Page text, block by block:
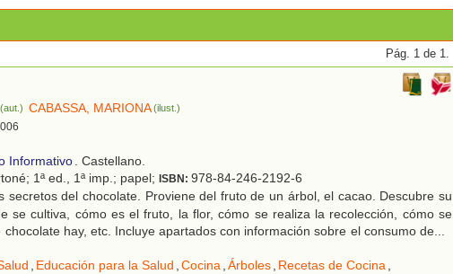
Pág. 1 de 1.
(aut.) CABASSA, MARIONA(ilust.)
Informativo. Castellano.
1ª ed., 1ª imp.; papel; ISBN: 978-84-246-2192-6
secretos del chocolate. Proviene del fruto de un árbol, el cacao. Descubre su
se cultiva, cómo es el fruto, la flor, cómo se realiza la recolección, cómo se
hay, etc. Incluye apartados con información sobre el consumo de...
, Educación para la Salud ,Cocina,Árboles, Recetas de Cocina,